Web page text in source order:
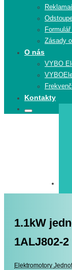
Zásady
O nás
VYBO
Kontakty
Search
Search
1.1kW
1ALJ802-2
Elektromotory